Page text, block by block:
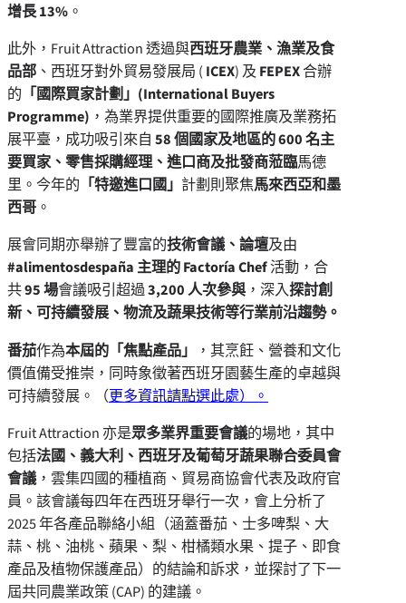
增長 13% 。
此外，Fruit Attraction 透過與西班牙農業、漁業及食
品部 、西班牙對外貿易發展局 ( ICEX) 及FEPEX合辦
的 「國際買家計劃」(International Buyers
Programme) ，為業界提供重要的國際推廣及業務拓
展平臺，成功吸引來自 58 個國家及地區的 600 名主
要買家、零售採購經理、進口商及批發商蒞臨馬德
里。今年的 「特邀進口國」 計劃則聚焦馬來西亞和墨
西哥 。
展會同期亦舉辦了豐富的技術會議、論壇及由
#alimentosdespaña 主理的 Factoría Chef活動，合
共95 場會議吸引超過3,200 人次參與 ，深入探討創
新、可持續發展、物流及蔬果技術等行業前沿趨勢。
番茄作為本屆的「焦點產品」
，其烹飪、營養和文化
價值備受推崇，同時象徵著西班牙園藝生產的卓越與
可持續發展。（更多資訊請點選此處）。
Fruit Attraction 亦是眾多業界重要會議的場地，其中
包括法國、義大利、西班牙及葡萄牙蔬果聯合委員會
會議，雲集四國的種植商、貿易商協會代表及政府官
員。該會議每四年在西班牙舉行一次，會上分析了
2025 年各產品聯絡小組（涵蓋番茄、士多啤梨、大
蒜、桃、油桃、蘋果、梨、柑橘類水果、提子、即食
產品及植物保護產品）的結論和訴求，並探討了下一
屆共同農業政策 (CAP) 的建議。